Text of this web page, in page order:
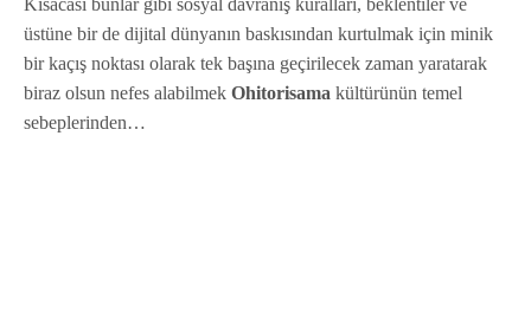
Kısacası bunlar gibi sosyal davranış kuralları, beklentiler ve
üstüne bir de dijital dünyanın baskısından kurtulmak için minik
bir kaçış noktası olarak tek başına geçirilecek zaman yaratarak
biraz olsun nefes alabilmekOhitorisamakültürünün temel
sebeplerinden…